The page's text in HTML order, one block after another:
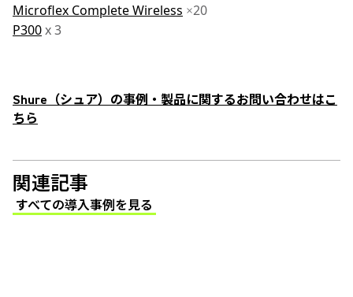
Microflex Complete Wireless ×20
P300x 3
Shure（シュア）の事例・製品に関するお問い合わせはこ
ちら
関連記事
すべての導入事例を見る
(Opens in a new tab)